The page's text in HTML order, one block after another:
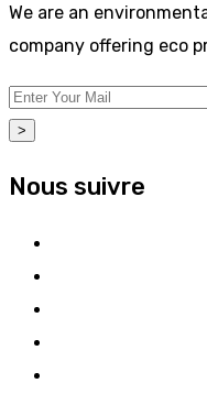
We are an
company offering eco
>
Nous suivre